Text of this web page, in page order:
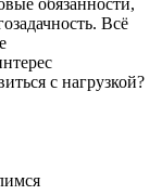
Всё
с нагрузкой?